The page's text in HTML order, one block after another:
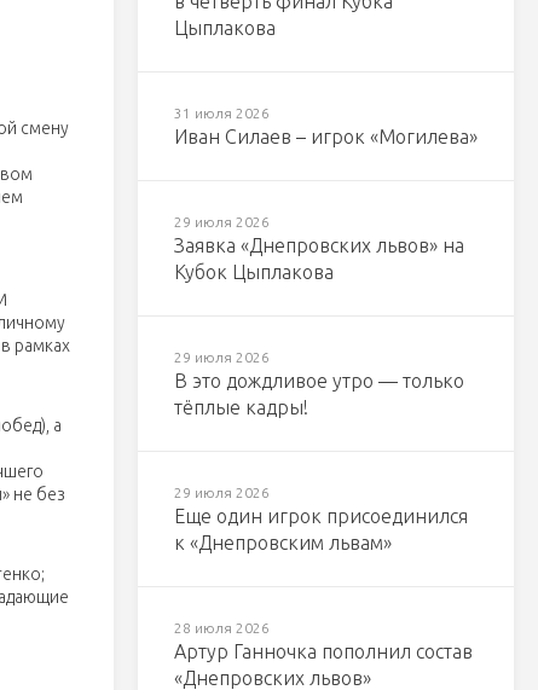
смену
рамках
а
не без
Цыплакова
31 июля 2026
Иван Силаев – игрок «Могилева»
29 июля 2026
Заявка «Днепровских львов» на
Кубок Цыплакова
29 июля 2026
В это дождливое утро — только
тёплые кадры!
29 июля 2026
Еще один игрок присоединился
к «Днепровским львам»
28 июля 2026
Артур Ганночка пополнил состав
«Днепровских львов»